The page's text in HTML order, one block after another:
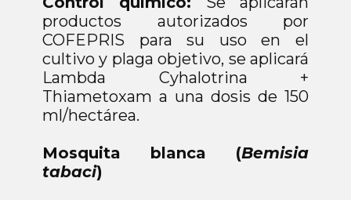
productos autorizados por
COFEPRIS para su uso en el
cultivo y plaga objetivo, se aplicará
Lambda Cyhalotrina +
Thiametoxam a una dosis de 150
ml/hectárea.
Mosquita blanca (Bemisia
tabaci)